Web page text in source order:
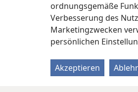
ordnungsgemäße
Verbesserung des
Marketingzwecken
persönlichen
Akzeptieren